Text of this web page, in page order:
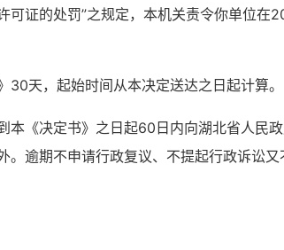
证的处罚”之规定，本机关责令你单位在
30天， 起始时间从本决定送达之日起计算。
本《决定书》之日起60日 内向湖北省人民
。逾期不申请行政复议、不提起行政诉讼